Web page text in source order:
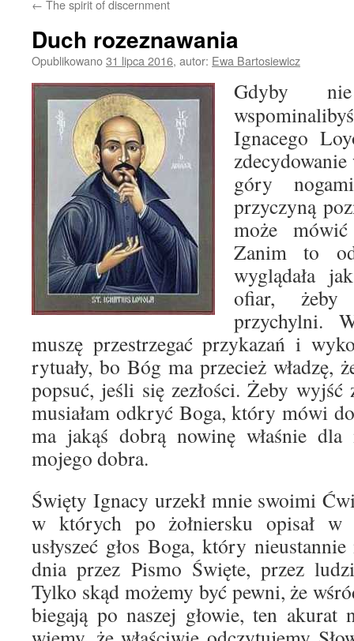
← The spirit of discernment
Duch rozeznawania
Opublikowano31 lipca 2016, autor: Ewa Bartosiewicz
Gdyby
Ignacego
góry
przyczyną
może
Zanim to
wyglądała
ofiar,
przychylni.
muszę przestrzegać przykazań i
rytuały, bo Bóg ma przecież władzę,
popsuć, jeśli się zezłości. Żeby wyjść
musiałam odkryć Boga, który mówi
ma jakąś dobrą nowinę właśnie
mojego dobra.
Święty Ignacy urzekł mnie swoimi
w których po żołniersku opisał w
usłyszeć głos Boga, który
dnia przez Pismo Święte, przez
Tylko skąd możemy być pewni, że
biegają po naszej głowie, ten akurat